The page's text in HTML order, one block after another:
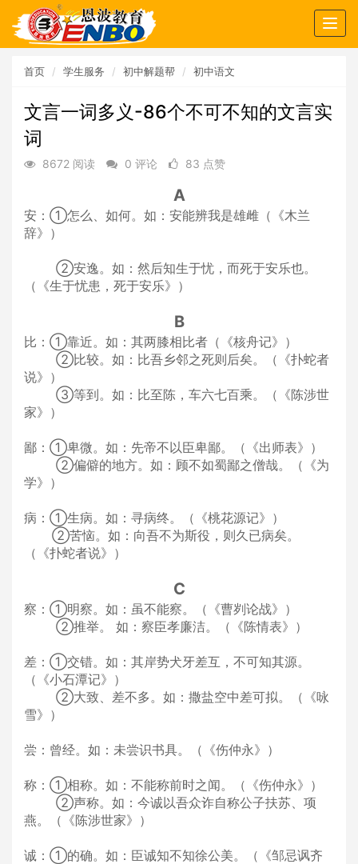
首页 学生服务 初中解题帮 初中语文
文言一词多义-86个不可不知的文言实
词
8672 阅读 0 评论 83 点赞
A
安：①怎么、如何。如：安能辨我是雄雌（《木兰
辞》）
②安逸。如：然后知生于忧，而死于安乐也。
（《生于忧患，死于安乐》）
B
比：①靠近。如：其两膝相比者（《核舟记》）
②比较。如：比吾乡邻之死则后矣。（《扑蛇者
说》）
③等到。如：比至陈，车六七百乘。（《陈涉世
家》）
鄙：①卑微。如：先帝不以臣卑鄙。（《出师表》）
②偏僻的地方。如：顾不如蜀鄙之僧哉。（《为
学》）
病：①生病。如：寻病终。（《桃花源记》）
②苦恼。如：向吾不为斯役，则久已病矣。
（《扑蛇者说》）
C
察：①明察。如：虽不能察。（《曹刿论战》）
②推举。 如：察臣孝廉洁。（《陈情表》）
差：①交错。如：其岸势犬牙差互，不可知其源。
（《小石潭记》）
②大致、差不多。如：撒盐空中差可拟。（《咏
雪》）
尝：曾经。如：未尝识书具。（《伤仲永》）
称：①相称。如：不能称前时之闻。（《伤仲永》）
②声称。如：今诚以吾众诈自称公子扶苏、项
燕。（《陈涉世家》）
诚：①的确。如：臣诚知不知徐公美。（《邹忌讽齐